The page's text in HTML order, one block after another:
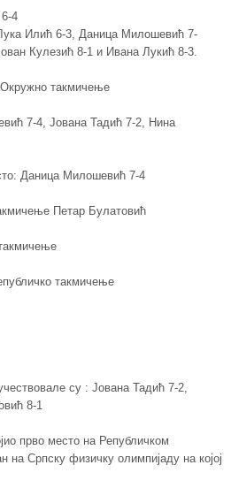
4
Илић 6-3, Даница Милошевић 7-
Кулезић 8-1 и Ивана Лукић 8-3.
такмичење
7-4, Јована Тадић 7-2, Нина
Даница Милошевић 7-4
Петар Булатовић
такмичење
су : Јована Тадић 7-2,
8-1
прво место на Републичком
Српску физичку олимпијаду на којој